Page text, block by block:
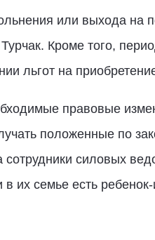
или выхода на
Кроме того,
льгот на
правовые
положенные по
сотрудники силовых
их семье есть